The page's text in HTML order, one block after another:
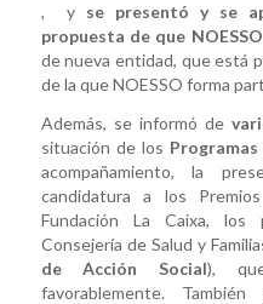
, y se presentó y se
propuesta de que
de nueva entidad, que está
de la que NOESSO forma
Además, se informó de
situación de los Programas
acompañamiento, la
candidatura a los
Fundación La Caixa, los
Consejería de Salud y
de Acción Social),
favorablemente.